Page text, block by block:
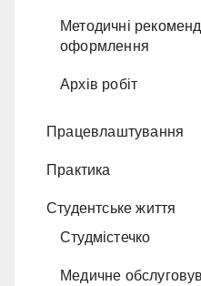
Методичні
оформлення
Архів робіт
Працевлаштування
Практика
Студентське життя
Студмістечко
Медичне